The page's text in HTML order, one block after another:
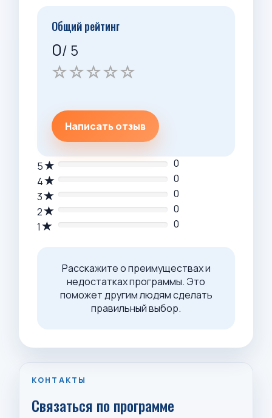
Общий рейтинг
0/ 5
Написать отзыв
5
0
4
0
3
0
2
0
1
0
Расскажите о преимуществах и
недостатках программы. Это
поможет другим людям сделать
правильный выбор.
КОНТАКТЫ
Связаться по программе